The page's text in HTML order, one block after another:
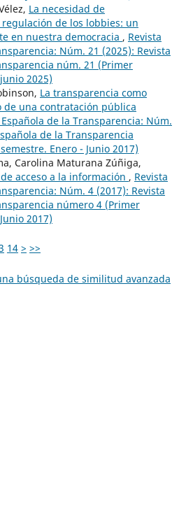
La necesidad de
de los lobbies: un
en nuestra democracia , Revista
Núm. 21 (2025): Revista
núm. 21 (Primer
2025)
La transparencia como
de una contratación pública
Española de la Transparencia: Núm.
de la Transparencia
Enero - Junio 2017)
Carolina Maturana Zúñiga,
acceso a la información , Revista
Núm. 4 (2017): Revista
número 4 (Primer
2017)
14 > >>
búsqueda de similitud avanzada